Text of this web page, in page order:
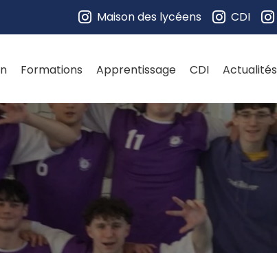
Maison des lycéens CDI
Formations Apprentissage CDI Actualités